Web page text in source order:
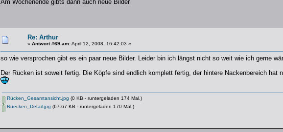
Am Wochenende gibts dann auch neue Bilder
Re: Arthur
« Antwort #69 am:April 12, 2008, 16:42:03 »
so wie versprochen gibt es ein paar neue Bilder. Leider bin ich längst nicht so weit wie ich gerne
Der Rücken ist soweit fertig. Die Köpfe sind endlich komplett fertig, der hintere Nackenbereich hat
Rücken_Gesamtansicht.jpg (0 KB - runtergeladen 174 Mal.)
Ruecken_Detail.jpg (67.67 KB - runtergeladen 170 Mal.)